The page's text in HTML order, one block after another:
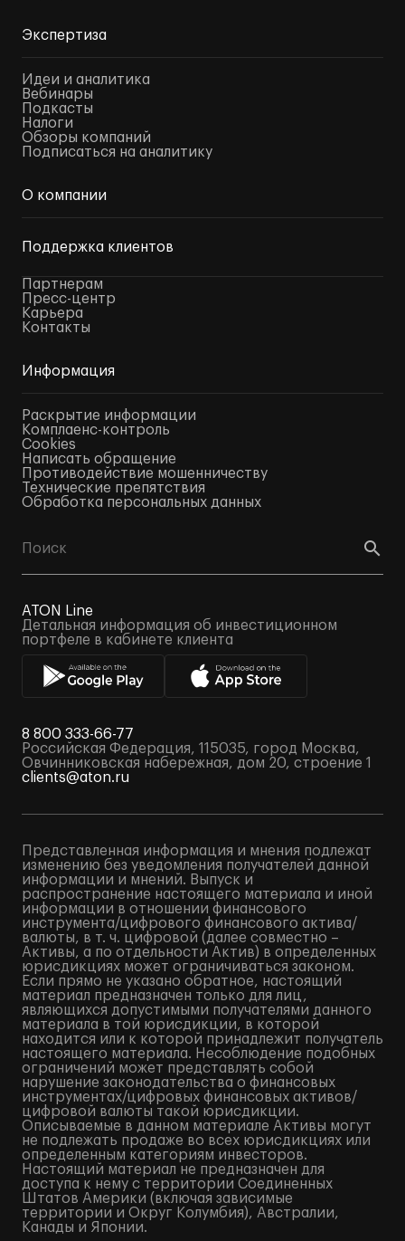
Экспертиза
Идеи и аналитика
Вебинары
Подкасты
Налоги
Обзоры компаний
Подписаться на аналитику
О компании
Поддержка клиентов
Партнерам
Пресс-центр
Карьера
Контакты
Информация
Раскрытие информации
Комплаенс-контроль
Cookies
Написать обращение
Противодействие мошенничеству
Технические препятствия
Обработка персональных данных
ATON Line
Детальная информация об инвестиционном
портфеле в кабинете клиента
8 800 333-66-77
Российская Федерация, 115035, город Москва,
Овчинниковская набережная, дом 20, строение 1
clients@aton.ru
Представленная информация и мнения подлежат
изменению без уведомления получателей данной
информации и мнений. Выпуск и
распространение настоящего материала и иной
информации в отношении финансового
инструмента/цифрового финансового актива/
валюты, в т. ч. цифровой (далее совместно –
Активы, а по отдельности Актив) в определенных
юрисдикциях может ограничиваться законом.
Если прямо не указано обратное, настоящий
материал предназначен только для лиц,
являющихся допустимыми получателями данного
материала в той юрисдикции, в которой
находится или к которой принадлежит получатель
настоящего материала. Несоблюдение подобных
ограничений может представлять собой
нарушение законодательства о финансовых
инструментах/цифровых финансовых активов/
цифровой валюты такой юрисдикции.
Описываемые в данном материале Активы могут
не подлежать продаже во всех юрисдикциях или
определенным категориям инвесторов.
Настоящий материал не предназначен для
доступа к нему с территории Соединенных
Штатов Америки (включая зависимые
территории и Округ Колумбия), Австралии,
Канады и Японии.